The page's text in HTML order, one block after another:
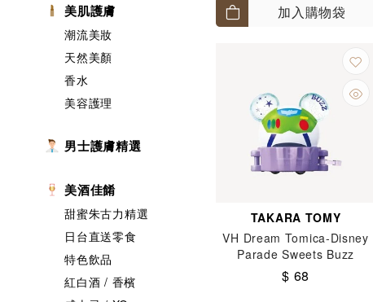
美肌護膚
潮流美妝
天然美顏
香水
美容護理
男士護膚精選
美酒佳餚
甜蜜朱古力精選
日台直送零食
特色飲品
紅白酒 / 香檳
加入購物袋
TAKARA TOMY
VH Dream Tomica-Disney
Parade Sweets Buzz
$ 68